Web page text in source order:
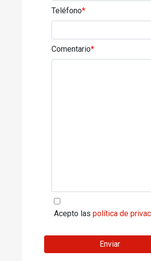
Teléfono*
Comentario*
Acepto las política de
Enviar